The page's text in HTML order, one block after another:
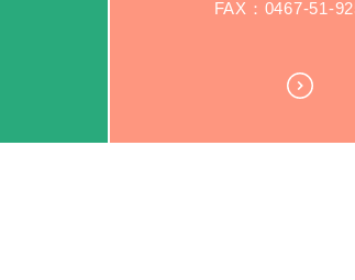
FAX：0467-51-